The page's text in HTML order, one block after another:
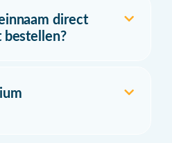
direct
bestellen?